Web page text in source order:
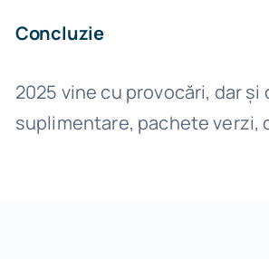
Concluzie
2025 vine cu provocări, dar
suplimentare, pachete